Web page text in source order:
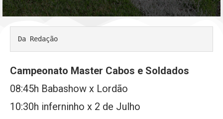
Da Redação
Campeonato Master Cabos e Soldados
08:45h Babashow x Lordão
10:30h inferninho x 2 de Julho